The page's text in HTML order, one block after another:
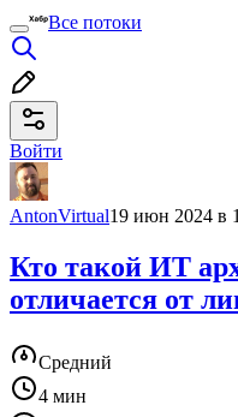
Все потоки
Войти
AntonVirtual19 июн 2024 в
Кто такой ИТ
отличается от
Средний
4 мин